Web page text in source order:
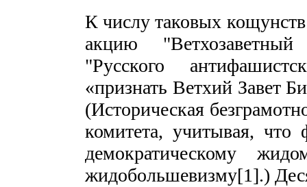
К числу таковых
акцию
"Русского
«признать Ветхий Завет
(Историческая
комитета, учитывая, что
демократическому
жидобольшевизму[1].)